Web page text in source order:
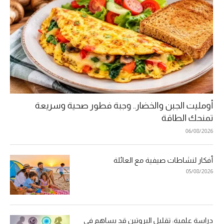
أومليت الجبن والخضار.. وجبة فطور صحية وسريعة
تمنحك الطاقة
06/08/2026
أفكار لنشاطات صيفية مع العائلة
05/08/2026
دراسة علمية: تقليل البروتين قد يساهم في